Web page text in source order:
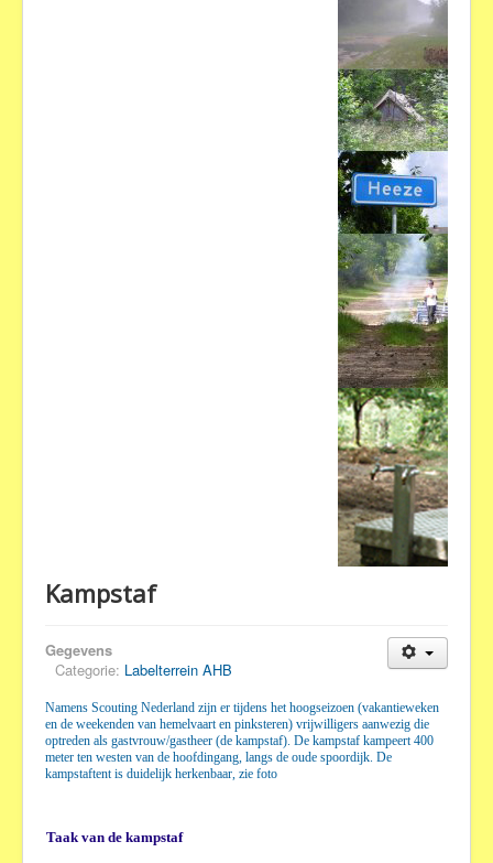
Kampstaf
Gegevens
Categorie: Labelterrein AHB
Namens Scouting Nederland zijn er tijdens het hoogseizoen (vakantieweken
en de weekenden van hemelvaart en pinksteren) vrijwilligers aanwezig die
optreden als gastvrouw/gastheer (de kampstaf). De kampstaf kampeert 400
meter ten westen van de hoofdingang, langs de oude spoordijk. De
kampstaftent is duidelijk herkenbaar, zie foto
Taak van de kampstaf